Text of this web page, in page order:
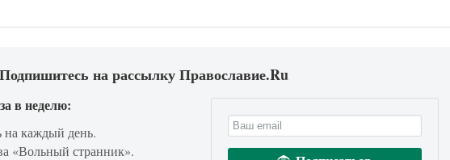
Подпишитесь на рассылку Православие.Ru
в неделю:
на каждый день.
«Вольный странник».